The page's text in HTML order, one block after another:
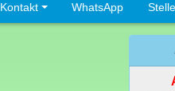
Kontakt WhatsApp